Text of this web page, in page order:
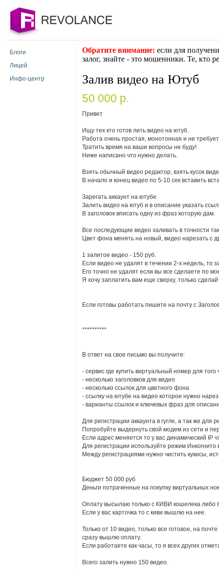
Блоги
Лицей
Инфо-центр
Обратите внимание: если для
залог, знайте - это мошенники. Те, кто
Залив видео на Ютуб
50 000 p.
Привет
Ищу тех кто готов лить видео на ютуб.
Работа очень простая, монотонная и не
Тратить время на ваши вопросы не буду!
Ниже написано что нужно делать.
Взять обычный видео редактор, взять кусок
В начало и конец видео по 5-10 сек вставить
Зарегать аккаунт на ютубе.
Залить видео на ютуб и в описание указать
В заголовок вписать одну из фраз которую дам.
Все последующие видео заливать в точности
Цвет фона менять на новый, видео нарезать с
1 залитое видео - 150 руб.
Если видео не удалят в течении 2-х недель, то
Его точно не удалят если вы все сделаете по
Я хочу заплатить вам еще сверху, только
Если готовы работать пишите на почту с
**********
В ответ на свое письмо вы получите:
- сервис где купить виртуальный номер для того
- несколько заголовков для видео
- несколько ссылок для цветного фона
- ссылку на ютубе на видео которое нужно
- варианты ссылок и ключевых фраз для
Для регистрации аккаунта в гугле, а так же
Попробуйте выдернуть свой модем из сети и
Если адрес меняется то у вас динамический IP
Для регистрации используйте режим
Между регистрациями нужно чистить кукисы,
Бюджет 50 000 руб
Деньги потраченные на покупку виртуальных
Оплату высылаю только с КИВИ кошелека либо
Если у вас карточка то с киви вышлю на нее.
Только от 10 видео, только все готовое, на
сразу вышлю оплату.
Если работаете как часы, то я всех других
Всего залить нужно 150 видео.